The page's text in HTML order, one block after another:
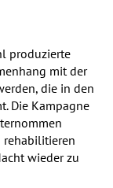
produzierte
mit der
die in den
Die Kampagne
rehabilitieren
wieder zu